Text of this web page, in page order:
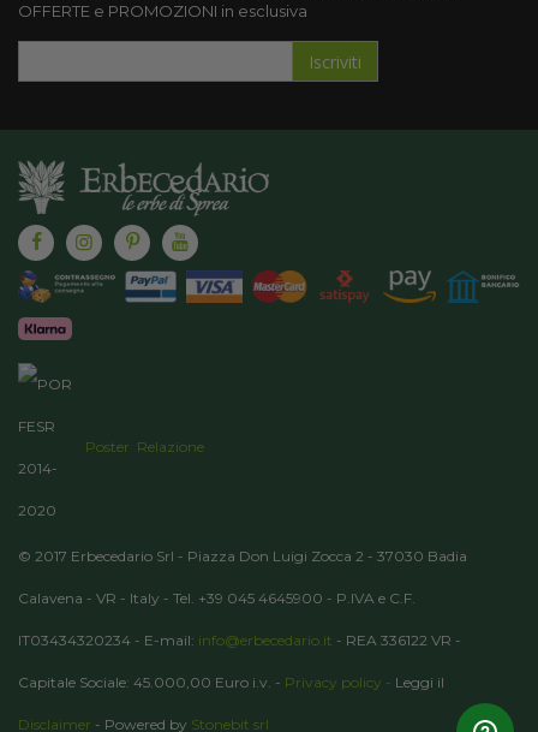
OFFERTE e PROMOZIONI in esclusiva
Iscriviti
Poster Relazione
© 2017 Erbecedario Srl - Piazza Don Luigi Zocca 2 - 37030 Badia
Calavena - VR - Italy - Tel. +39 045 4645900 - P.IVA e C.F.
IT03434320234 - E-mail: info@erbecedario.it - REA 336122 VR -
Capitale Sociale: 45.000,00 Euro i.v. - Privacy policy - Leggi il
Disclaimer - Powered by Stonebit srl